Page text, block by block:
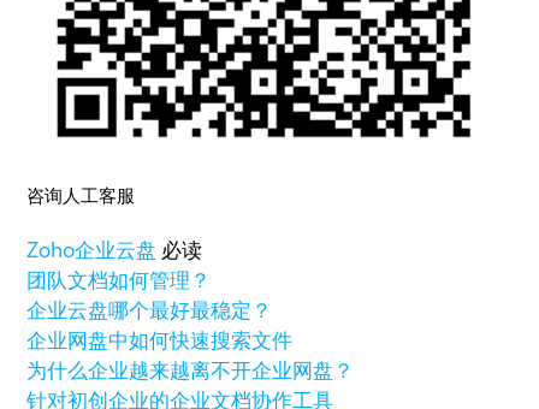
咨询人工客服
Zoho企业云盘 必读
团队文档如何管理？
企业云盘哪个最好最稳定？
企业网盘中如何快速搜索文件
为什么企业越来越离不开企业网盘？
针对初创企业的企业文档协作工具